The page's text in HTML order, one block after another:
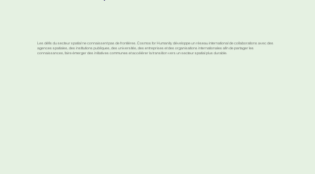
Les défis du secteur spatial ne connaissent pas de frontières. Cosmos for Humanity développe un réseau international de collaborations avec des
agences spatiales, des institutions publiques, des universités, des entreprises et des organisations internationales afin de partager les
connaissances, faire émerger des initiatives communes et accélérer la transition vers un secteur spatial plus durable.